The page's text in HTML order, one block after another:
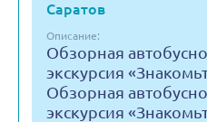
Саратов
Описание:
Обзорная
экскурсия
Обзорная
экскурсия